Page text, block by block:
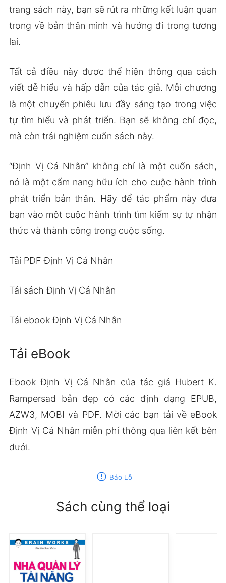
trang sách này, bạn sẽ rút ra những kết luận quan
trọng về bản thân mình và hướng đi trong tương
lai.
Tất cả điều này được thể hiện thông qua cách
viết dễ hiểu và hấp dẫn của tác giả. Mỗi chương
là một chuyến phiêu lưu đầy sáng tạo trong việc
tự tìm hiểu và phát triển. Bạn sẽ không chỉ đọc,
mà còn trải nghiệm cuốn sách này.
“Định Vị Cá Nhân” không chỉ là một cuốn sách,
nó là một cẩm nang hữu ích cho cuộc hành trình
phát triển bản thân. Hãy để tác phẩm này đưa
bạn vào một cuộc hành trình tìm kiếm sự tự nhận
thức và thành công trong cuộc sống.
Tải PDF Định Vị Cá Nhân
Tải sách Định Vị Cá Nhân
Tải ebook Định Vị Cá Nhân
Tải eBook
Ebook Định Vị Cá Nhân của tác giả Hubert K.
Rampersad bản đẹp có các định dạng EPUB,
AZW3, MOBI và PDF. Mời các bạn tải về eBook
Định Vị Cá Nhân miễn phí thông qua liên kết bên
dưới.
report Báo Lỗi
Sách cùng thể loại